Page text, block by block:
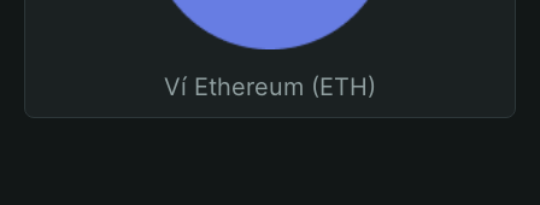
Ví Ethereum (ETH)